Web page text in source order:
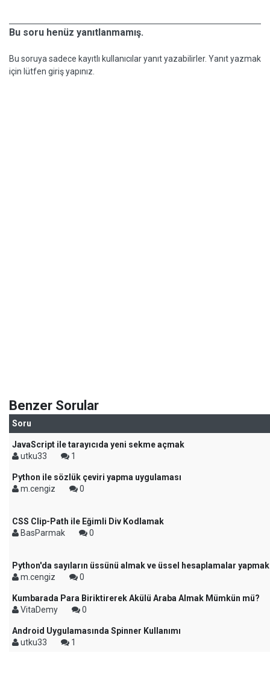
Bu soru henüz yanıtlanmamış.
Bu soruya sadece kayıtlı kullanıcılar yanıt yazabilirler. Yanıt yazmak
için lütfen giriş yapınız.
Benzer Sorular
Soru
JavaScript ile tarayıcıda yeni sekme açmak
utku33
1
Python ile sözlük çeviri yapma uygulaması
m.cengiz
0
CSS Clip-Path ile Eğimli Div Kodlamak
BasParmak
0
Python'da sayıların üssünü almak ve üssel hesaplamalar
m.cengiz
0
Kumbarada Para Biriktirerek Akülü Araba Almak Mümkün mü?
VitaDemy
0
Android Uygulamasında Spinner Kullanımı
utku33
1